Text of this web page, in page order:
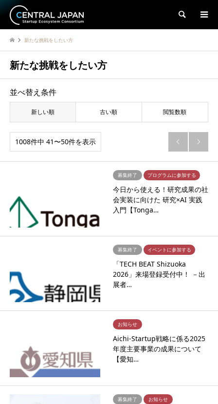
検索
新たな挑戦をしたい方
新たな挑戦をしたい方
並べ替え条件
新しい順 古い順 閲覧数順
1008件中 41〜50件を表示  
募集終了 プログラムに参加する
今日から使える！研究成果の社
会実装に向けた 研究×AI 実践
入門【Tonga…
募集終了 イベントに参加する
「TECH BEAT Shizuoka
2026」来場登録受付中！ －出
展者…
お知らせ
Aichi-Startup戦略に係る2025
年度主要事業の成果について
【愛知…
募集終了 お知らせ